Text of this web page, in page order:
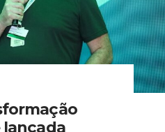
lançada